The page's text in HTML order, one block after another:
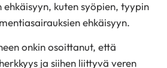
ehkäisyyn, kuten syöpien, tyypin
ehkäisyyn.
onkin osoittanut, että
ja siihen liittyvä veren